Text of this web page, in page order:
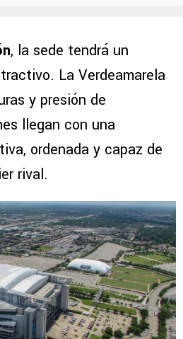
, la sede tendrá un
La Verdeamarela
y presión de
llegan con una
ordenada y capaz de
rival.